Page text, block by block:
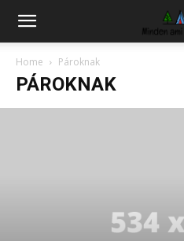
Hazai
szállás
Home Pároknak
PÁROKNAK